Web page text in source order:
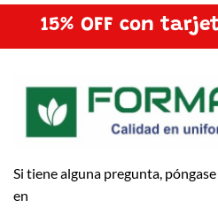
15% OFF con
Si tiene alguna pregunta,
en